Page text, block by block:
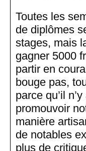
Toutes les
de diplômes
stages, mais
gagner 5000
partir en
bouge pas,
parce qu’il
promouvoir
manière
de notables
plus de